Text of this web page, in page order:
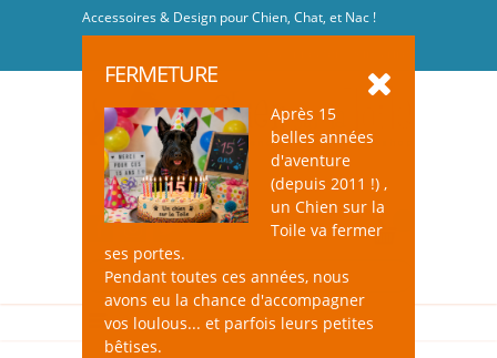
Accessoires & Design pour Chien, Chat, et Nac !
FERMETURE
Après 15
belles années
d'aventure
(depuis 2011 !) ,
un Chien sur la
Toile va fermer
ses portes.
Pendant toutes ces années, nous
avons eu la chance d'accompagner
vos loulous... et parfois leurs petites
bêtises.